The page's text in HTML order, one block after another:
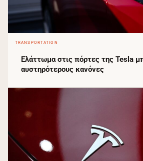
TRANSPORTATION
Ελάττωμα στις πόρτες της Tesla
αυστηρότερους κανόνες